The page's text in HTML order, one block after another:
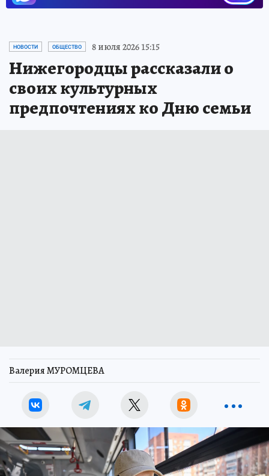
НОВОСТИ ОБЩЕСТВО 8 июля 2026 15:15
Нижегородцы рассказали о
своих культурных
предпочтениях ко Дню семьи
Валерия МУРОМЦЕВА